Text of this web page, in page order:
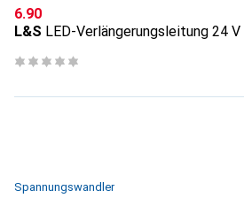
CHF
6.90
L&S LED-Verlängerungsleitung 24 V
Spannungswandler